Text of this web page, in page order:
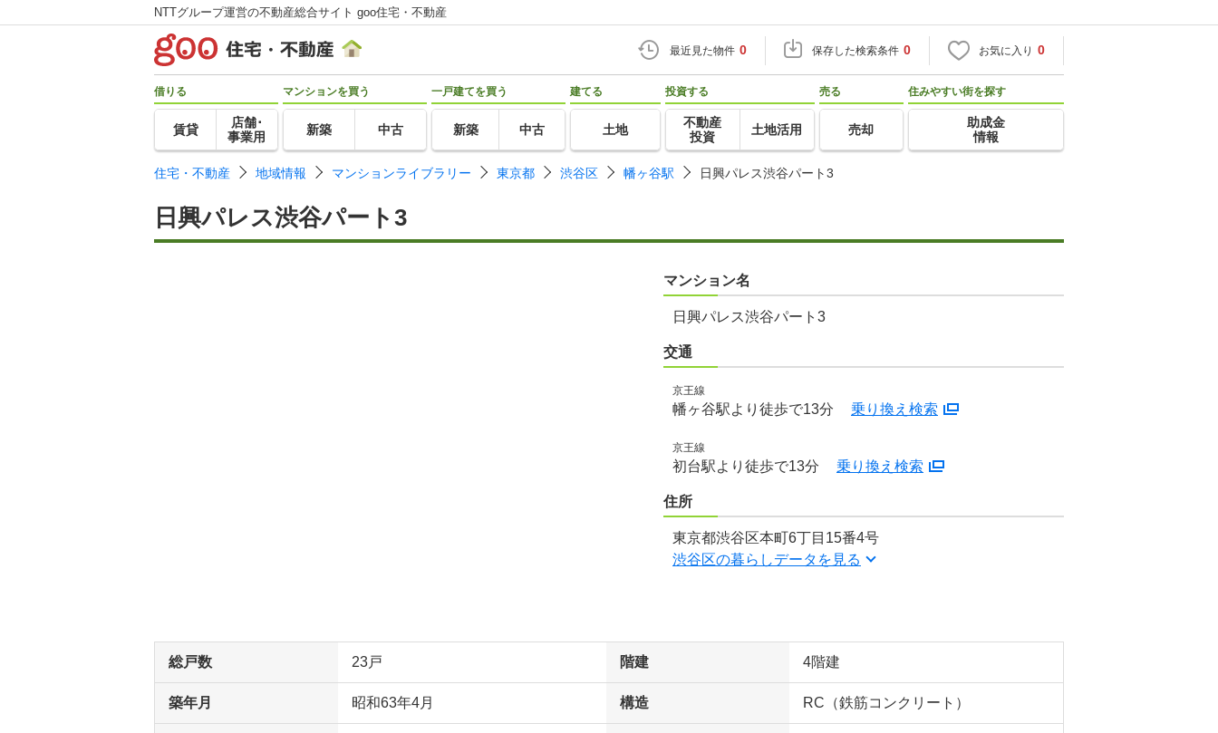
NTTグループ運営の不動産総合サイト goo住宅・不動産
最近見た物件 0 保存した検索条件 0 お気に入り 0
借りる
賃貸
店舗･
事業用
マンションを買う
新築 中古
一戸建てを買う
新築 中古
建てる
土地
投資する
不動産
投資
土地活用
売る
売却
住みやすい街を探す
助成金
情報
住宅・不動産 地域情報 マンションライブラリー 東京都 渋谷区 幡ヶ谷駅 日興パレス渋谷パート3
日興パレス渋谷パート3
マンション名
日興パレス渋谷パート3
交通
京王線
幡ヶ谷駅より徒歩で13分 乗り換え検索
京王線
初台駅より徒歩で13分 乗り換え検索
住所
東京都渋谷区本町6丁目15番4号
渋谷区の暮らしデータを見る
総戸数 23戸 階建 4階建
築年月 昭和63年4月 構造 RC（鉄筋コンクリート）